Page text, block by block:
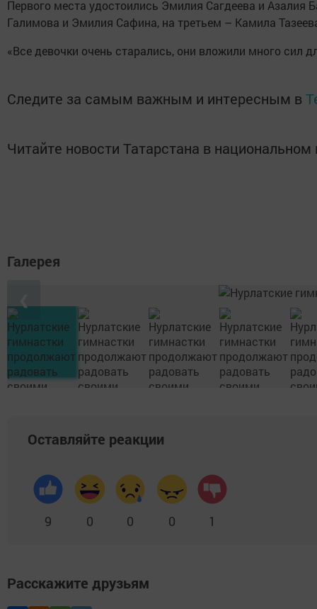
Первого места удостоились Эмилия Сагдеева и Азалия
Галимова и Эмилия Сафина, на третьем – Камила
«Все девочки очень старались, они вложили много сил
Следите за самым важным и интересным в
Читайте новости Татарстана в
Галерея
Оставляйте реакции
9 0 0 0 1
Расскажите друзьям